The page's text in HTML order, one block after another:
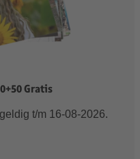
Gratis
t/m 16-08-2026.